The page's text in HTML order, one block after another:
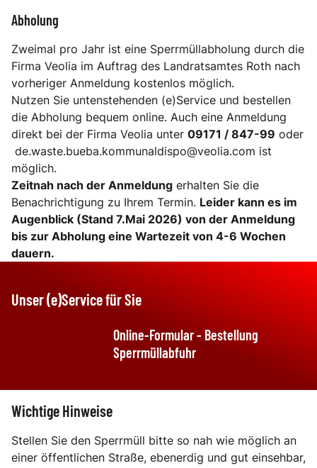
Abholung
Zweimal pro Jahr ist eine Sperrmüllabholung durch die
Firma Veolia im Auftrag des Landratsamtes Roth nach
vorheriger Anmeldung kostenlos möglich.
Nutzen Sie untenstehenden (e)Service und bestellen
die Abholung bequem online. Auch eine Anmeldung
direkt bei der Firma Veolia unter 09171 / 847-99 oder
de.waste.bueba.kommunaldispo@veolia.com ist
möglich.
Zeitnah nach der Anmeldung erhalten Sie die
Benachrichtigung zu Ihrem Termin. Leider kann es im
Augenblick (Stand 7.Mai 2026) von der Anmeldung
bis zur Abholung eine Wartezeit von 4-6 Wochen
dauern.
Unser (e)Service für Sie
Online-Formular - Bestellung
Sperrmüllabfuhr
Wichtige Hinweise
Stellen Sie den Sperrmüll bitte so nah wie möglich an
einer öffentlichen Straße, ebenerdig und gut einsehbar,